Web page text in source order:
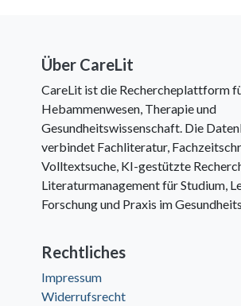
Über CareLit
CareLit ist die Rechercheplattform
Hebammenwesen, Therapie und
Gesundheitswissenschaft. Die
verbindet Fachliteratur,
Volltextsuche, KI-gestützte
Literaturmanagement für Studium,
Forschung und Praxis im
Rechtliches
Impressum
Widerrufsrecht